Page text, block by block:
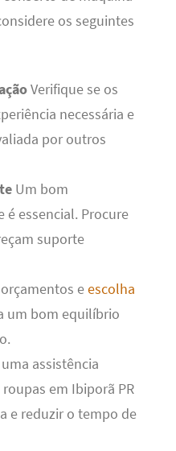
os seguintes
Verifique se os
necessária e
por outros
Um bom
essencial. Procure
suporte
eescolha
um bom equilíbrio
assistência
em Ibiporã PR
e reduzir o tempo de